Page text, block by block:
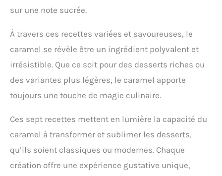
sur une note sucrée.
À travers ces recettes variées et savoureuses, le
caramel se révèle être un ingrédient polyvalent et
irrésistible. Que ce soit pour des desserts riches ou
des variantes plus légères, le caramel apporte
toujours une touche de magie culinaire.
Ces sept recettes mettent en lumière la capacité du
caramel à transformer et sublimer les desserts,
qu’ils soient classiques ou modernes. Chaque
création offre une expérience gustative unique,